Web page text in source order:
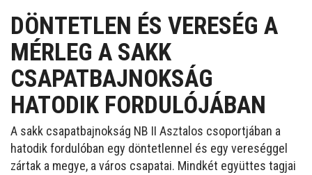
DÖNTETLEN ÉS VERESÉG A
MÉRLEG A SAKK
CSAPATBAJNOKSÁG
HATODIK FORDULÓJÁBAN
A sakk csapatbajnokság NB II Asztalos csoportjában a
hatodik fordulóban egy döntetlennel és egy vereséggel
zártak a megye, a város csapatai. Mindkét együttes tagjai